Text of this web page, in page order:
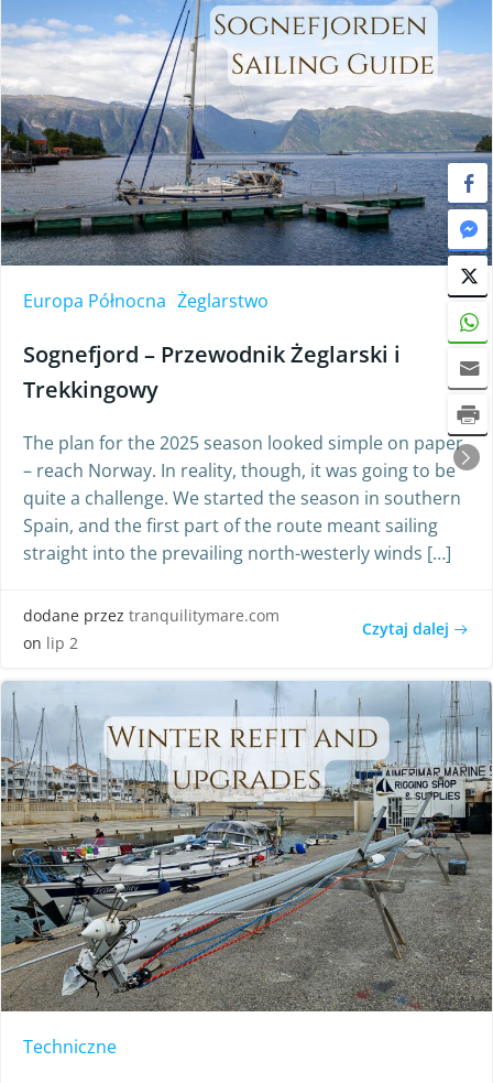
Europa Północna Żeglarstwo
Sognefjord – Przewodnik Żeglarski i
Trekkingowy
The plan for the 2025 season looked simple on paper
– reach Norway. In reality, though, it was going to be
quite a challenge. We started the season in southern
Spain, and the first part of the route meant sailing
straight into the prevailing north-westerly winds […]
dodane przez tranquilitymare.com
on lip 2
Czytaj dalej
Techniczne